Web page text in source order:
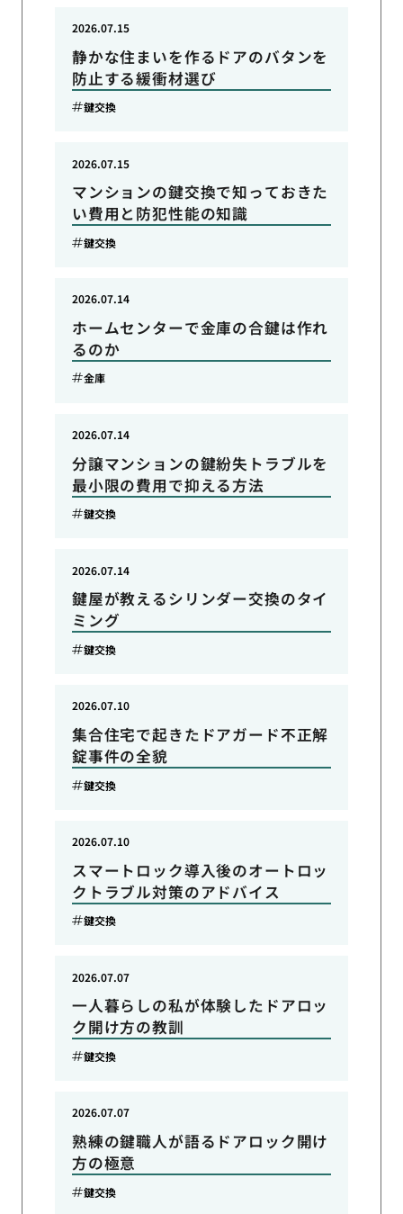
静かな住まいを作るドアのバタンを
防止する緩衝材選び
2026.07.15
鍵交換
マンションの鍵交換で知っておきた
い費用と防犯性能の知識
2026.07.15
鍵交換
ホームセンターで金庫の合鍵は作れ
るのか
2026.07.14
金庫
分譲マンションの鍵紛失トラブルを
最小限の費用で抑える方法
2026.07.14
鍵交換
鍵屋が教えるシリンダー交換のタイ
ミング
2026.07.14
鍵交換
集合住宅で起きたドアガード不正解
錠事件の全貌
2026.07.10
鍵交換
スマートロック導入後のオートロッ
クトラブル対策のアドバイス
2026.07.10
鍵交換
一人暮らしの私が体験したドアロッ
ク開け方の教訓
2026.07.07
鍵交換
熟練の鍵職人が語るドアロック開け
方の極意
2026.07.07
鍵交換